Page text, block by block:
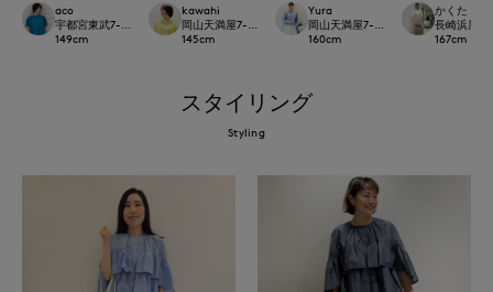
aco
宇都宮東武7-IDconcept./INED
149cm
kawahi
岡山天満屋7-IDconcept.
145cm
Yura
岡山天満屋7-IDconcept.
160cm
かくた
長崎浜屋
167cm
スタイリング
Styling